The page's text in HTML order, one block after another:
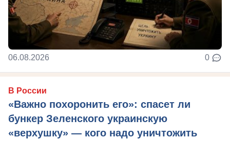
06.08.2026 0
В России
«Важно похоронить его»: спасет ли
бункер Зеленского украинскую
«верхушку» — кого надо уничтожить